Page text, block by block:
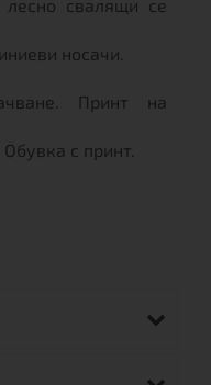
свалящи се
носачи.
Принт на
с принт.